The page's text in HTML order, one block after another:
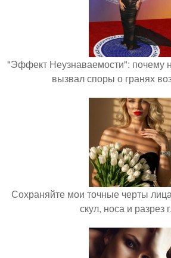
"Эффект Неузнаваемости": почему
вызвал споры о гранях
Сохраняйте мои точные черты
скул, носа и разрез